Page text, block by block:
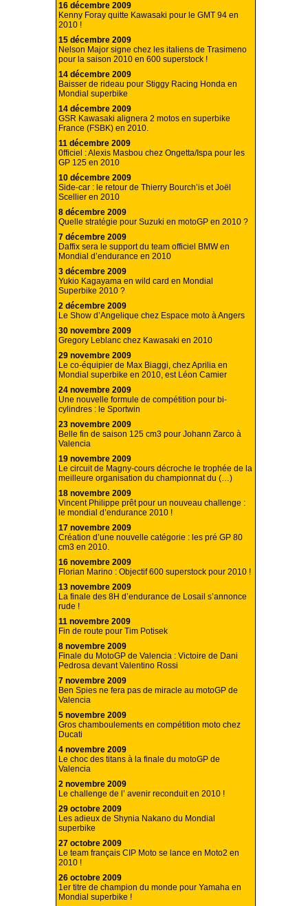
16 décembre 2009
Kenny Foray quitte Kawasaki pour le GMT 94 en
2010 !
15 décembre 2009
Nelson Major signe chez les italiens de Trasimeno
pour la saison 2010 en 600 superstock !
14 décembre 2009
Baisser de rideau pour Stiggy Racing Honda en
Mondial superbike
14 décembre 2009
GSR Kawasaki alignera 2 motos en superbike
France (FSBK) en 2010.
11 décembre 2009
0fficiel : Alexis Masbou chez Ongetta/Ispa pour les
GP 125 en 2010
10 décembre 2009
Side-car : le retour de Thierry Bourch’is et Joël
Scellier en 2010
8 décembre 2009
Quelle stratégie pour Suzuki en motoGP en 2010 ?
7 décembre 2009
Daffix sera le support du team officiel BMW en
Mondial d’endurance en 2010
3 décembre 2009
Yukio Kagayama en wild card en Mondial
Superbike 2010 ?
2 décembre 2009
Le Show d’Angelique chez Espace moto à Angers
30 novembre 2009
Gregory Leblanc chez Kawasaki en 2010
29 novembre 2009
Le co-équipier de Max Biaggi, chez Aprilia en
Mondial superbike en 2010, est Léon Camier
24 novembre 2009
Une nouvelle formule de compétition pour bi-
cylindres : le Sportwin
23 novembre 2009
Belle fin de saison 125 cm3 pour Johann Zarco à
Valencia
19 novembre 2009
Le circuit de Magny-cours décroche le trophée de la
meilleure organisation du championnat du (…)
18 novembre 2009
Vincent Philippe prêt pour un nouveau challenge :
le mondial d’endurance 2010 !
17 novembre 2009
Création d’une nouvelle catégorie : les pré GP 80
cm3 en 2010.
16 novembre 2009
Florian Marino : Objectif 600 superstock pour 2010 !
13 novembre 2009
La finale des 8H d’endurance de Losail s’annonce
rude !
11 novembre 2009
Fin de route pour Tim Potisek
8 novembre 2009
Finale du MotoGP de Valencia : Victoire de Dani
Pedrosa devant Valentino Rossi
7 novembre 2009
Ben Spies ne fera pas de miracle au motoGP de
Valencia
5 novembre 2009
Gros chamboulements en compétition moto chez
Ducati
4 novembre 2009
Le choc des titans à la finale du motoGP de
Valencia
2 novembre 2009
Le challenge de l’ avenir reconduit en 2010 !
29 octobre 2009
Les adieux de Shynia Nakano du Mondial
superbike
27 octobre 2009
Le team français CIP Moto se lance en Moto2 en
2010 !
26 octobre 2009
1er titre de champion du monde pour Yamaha en
Mondial superbike !